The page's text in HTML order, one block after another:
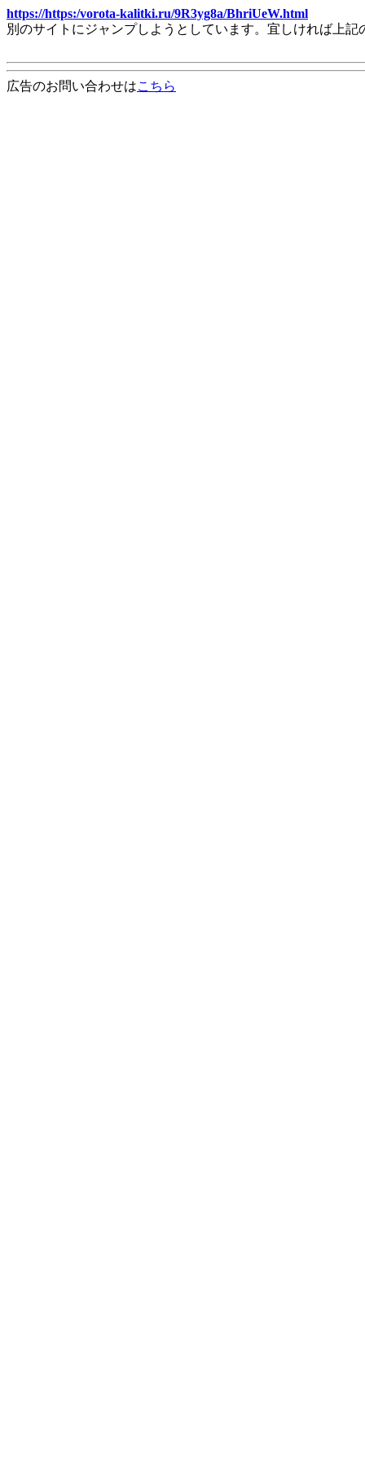
https://https:/vorota-kalitki.ru/9R3yg8a/BhriUeW.html
別のサイトにジャンプしようとしています。宜しければ上
広告のお問い合わせはこちら